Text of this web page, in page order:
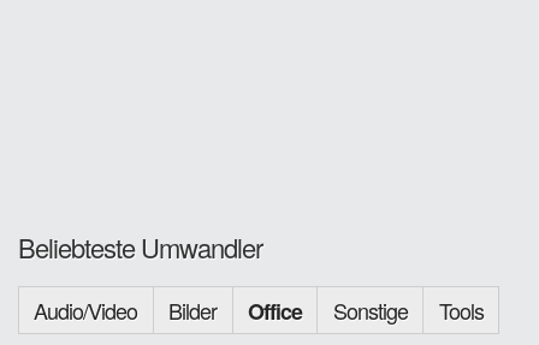
Beliebteste Umwandler
Audio/Video Bilder Office Sonstige Tools